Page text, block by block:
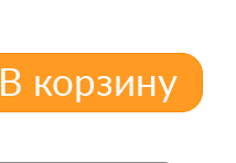
В корзину